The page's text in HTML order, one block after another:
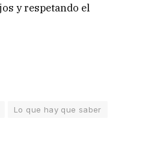
y respetando el
Lo que hay que saber